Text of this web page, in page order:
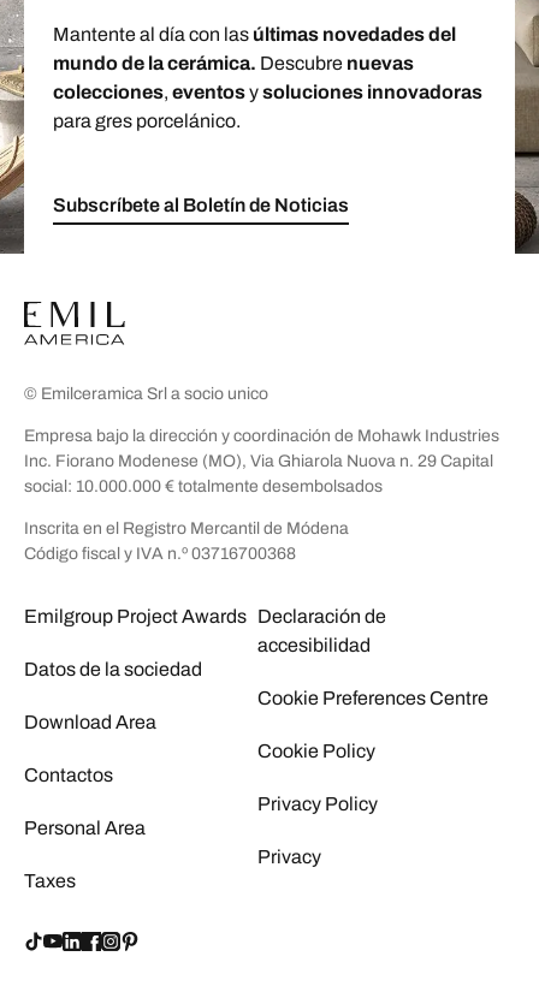
Mantente al día con las últimas novedades del
mundo de la cerámica. Descubre nuevas
colecciones, eventosysoluciones innovadoras
para gres porcelánico.
Subscríbete al Boletín de Noticias
© Emilceramica Srl a socio unico
Empresa bajo la dirección y coordinación de Mohawk Industries
Inc. Fiorano Modenese (MO), Via Ghiarola Nuova n. 29 Capital
social: 10.000.000 € totalmente desembolsados
Inscrita en el Registro Mercantil de Módena
Código fiscal y IVA n.º 03716700368
Emilgroup Project Awards
Datos de la sociedad
Download Area
Contactos
Personal Area
Taxes
Declaración de
accesibilidad
Cookie Preferences Centre
Cookie Policy
Privacy Policy
Privacy